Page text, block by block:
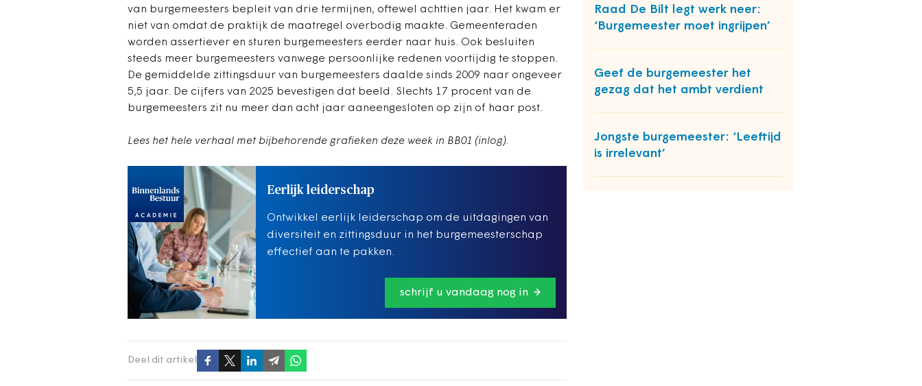
Raad De Bilt legt werk neer:
‘Burgemeester moet ingrijpen’
Geef de burgemeester het
gezag dat het ambt verdient
Jongste burgemeester: ‘Leeftijd
is irrelevant’
van burgemeesters bepleit van drie termijnen, oftewel achttien jaar. Het kwam er
niet van omdat de praktijk de maatregel overbodig maakte. Gemeenteraden
worden assertiever en sturen burgemeesters eerder naar huis. Ook besluiten
steeds meer burgemeesters vanwege persoonlijke redenen voortijdig te stoppen.
De gemiddelde zittingsduur van burgemeesters daalde sinds 2009 naar ongeveer
5,5 jaar. De cijfers van 2025 bevestigen dat beeld. Slechts 17 procent van de
burgemeesters zit nu meer dan acht jaar aaneengesloten op zijn of haar post.
Lees het hele verhaal met bijbehorende grafieken deze week in BB01 (inlog).
Eerlijk leiderschap
Ontwikkel eerlijk leiderschap om de uitdagingen van
diversiteit en zittingsduur in het burgemeesterschap
effectief aan te pakken.
schrijf u vandaag nog in
Deel dit artikel